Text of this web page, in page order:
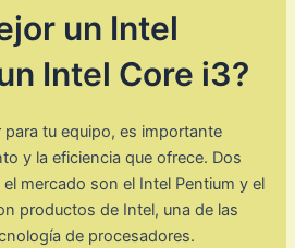
un Intel
Intel Core i3?
tu equipo, es importante
y la eficiencia que ofrece. Dos
mercado son el Intel Pentium y el
productos de Intel, una de las
de procesadores.